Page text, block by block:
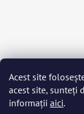
Acest site
acest site, sunteți
informații aici.
Čeština
Język polski
Português